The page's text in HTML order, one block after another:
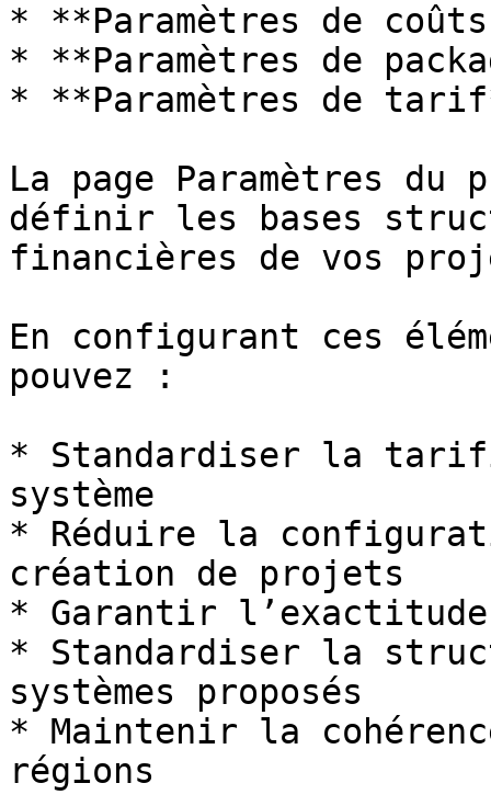
* **Paramètres de
* **Paramètres de
* **Paramètres de
La page Paramètres du
définir les bases
financières de vos
En configurant ces
pouvez :
* Standardiser la
système
* Réduire la
création de projets
* Garantir
* Standardiser la
systèmes proposés
* Maintenir la
régions